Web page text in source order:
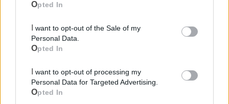
Opted In
Personal Data.
Opted In
Personal Data for Targeted Advertising.
Opted In
Cia Agricoltori Italiani | Puglia - Area Due